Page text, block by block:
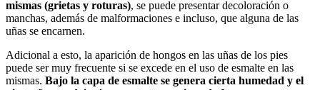
mismas (grietas y roturas), se puede presentar decoloración o
manchas, además de malformaciones e incluso, que alguna de las
uñas se encarnen.
Adicional a esto, la aparición de hongos en las uñas de los pies
puede ser muy frecuente si se excede en el uso de esmalte en las
mismas. Bajo la capa de esmalte se genera cierta humedad y el